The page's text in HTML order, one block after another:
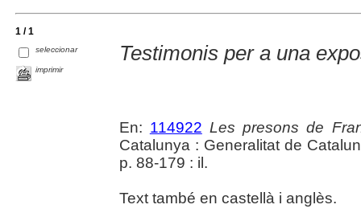
1 / 1
seleccionar
imprimir
Testimonis per a una
En: 114922 Les presons de
Catalunya : Generalitat de
p. 88-179 : il.
Text també en castellà i anglès.